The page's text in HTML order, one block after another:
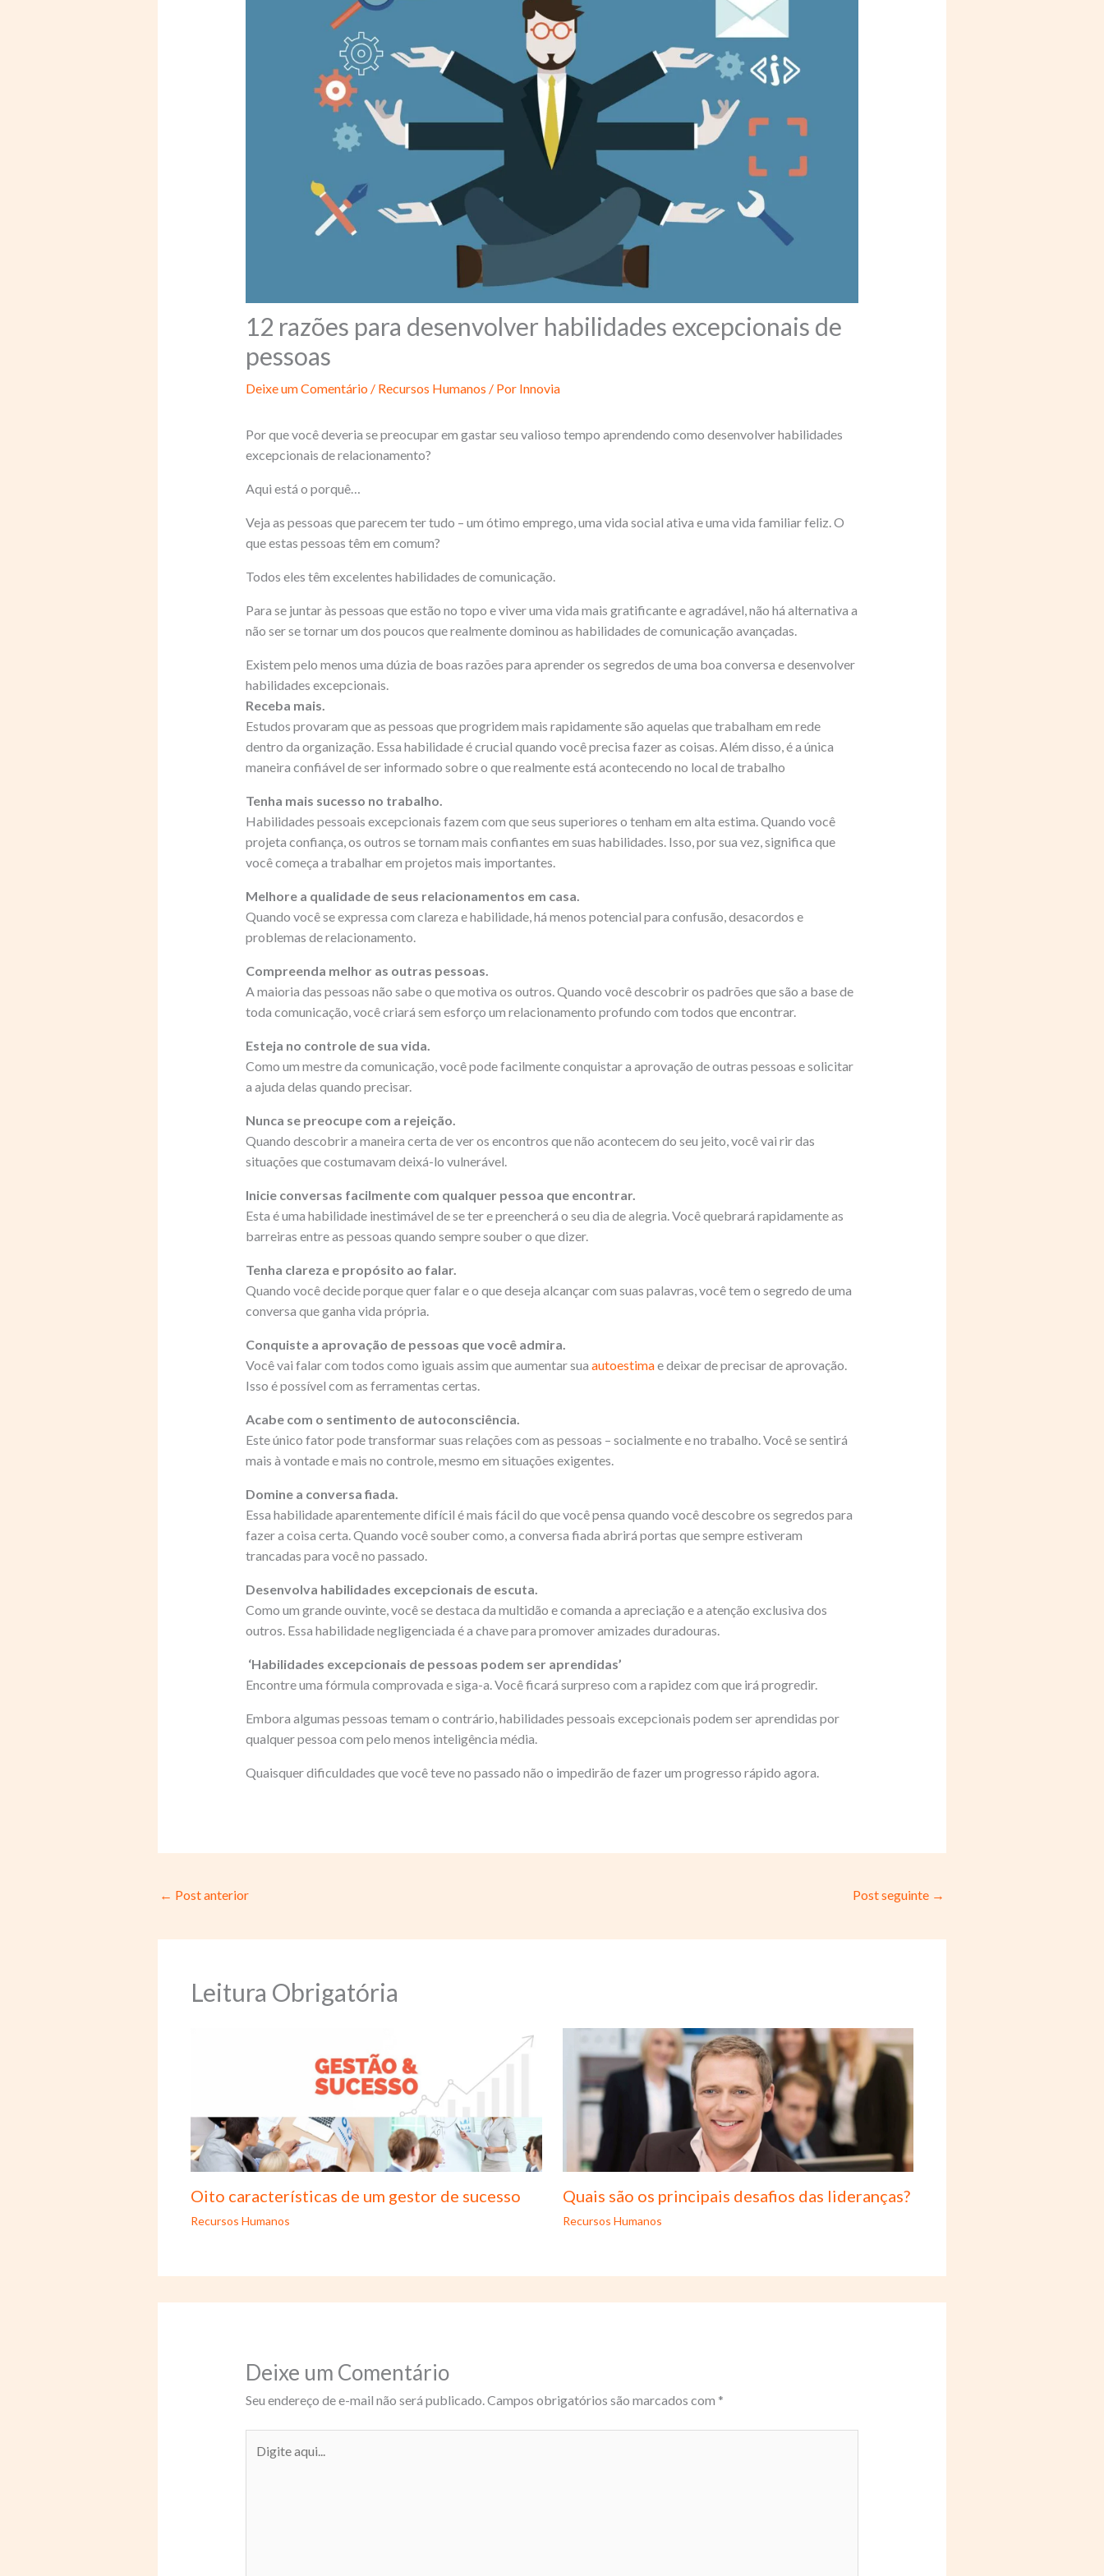
12 razões para desenvolver habilidades excepcionais de
pessoas
Deixe um Comentário / Recursos Humanos / Por Innovia
Por que você deveria se preocupar em gastar seu valioso tempo aprendendo como desenvolver habilidades
excepcionais de relacionamento?
Aqui está o porquê…
Veja as pessoas que parecem ter tudo – um ótimo emprego, uma vida social ativa e uma vida familiar feliz. O
que estas pessoas têm em comum?
Todos eles têm excelentes habilidades de comunicação.
Para se juntar às pessoas que estão no topo e viver uma vida mais gratificante e agradável, não há alternativa a
não ser se tornar um dos poucos que realmente dominou as habilidades de comunicação avançadas.
Existem pelo menos uma dúzia de boas razões para aprender os segredos de uma boa conversa e desenvolver
habilidades excepcionais.
Receba mais.
Estudos provaram que as pessoas que progridem mais rapidamente são aquelas que trabalham em rede
dentro da organização. Essa habilidade é crucial quando você precisa fazer as coisas. Além disso, é a única
maneira confiável de ser informado sobre o que realmente está acontecendo no local de trabalho
Tenha mais sucesso no trabalho.
Habilidades pessoais excepcionais fazem com que seus superiores o tenham em alta estima. Quando você
projeta confiança, os outros se tornam mais confiantes em suas habilidades. Isso, por sua vez, significa que
você começa a trabalhar em projetos mais importantes.
Melhore a qualidade de seus relacionamentos em casa.
Quando você se expressa com clareza e habilidade, há menos potencial para confusão, desacordos e
problemas de relacionamento.
Compreenda melhor as outras pessoas.
A maioria das pessoas não sabe o que motiva os outros. Quando você descobrir os padrões que são a base de
toda comunicação, você criará sem esforço um relacionamento profundo com todos que encontrar.
Esteja no controle de sua vida.
Como um mestre da comunicação, você pode facilmente conquistar a aprovação de outras pessoas e solicitar
a ajuda delas quando precisar.
Nunca se preocupe com a rejeição.
Quando descobrir a maneira certa de ver os encontros que não acontecem do seu jeito, você vai rir das
situações que costumavam deixá-lo vulnerável.
Inicie conversas facilmente com qualquer pessoa que encontrar.
Esta é uma habilidade inestimável de se ter e preencherá o seu dia de alegria. Você quebrará rapidamente as
barreiras entre as pessoas quando sempre souber o que dizer.
Tenha clareza e propósito ao falar.
Quando você decide porque quer falar e o que deseja alcançar com suas palavras, você tem o segredo de uma
conversa que ganha vida própria.
Conquiste a aprovação de pessoas que você admira.
Você vai falar com todos como iguais assim que aumentar sua autoestimae deixar de precisar de aprovação.
Isso é possível com as ferramentas certas.
Acabe com o sentimento de autoconsciência.
Este único fator pode transformar suas relações com as pessoas – socialmente e no trabalho. Você se sentirá
mais à vontade e mais no controle, mesmo em situações exigentes.
Domine a conversa fiada.
Essa habilidade aparentemente difícil é mais fácil do que você pensa quando você descobre os segredos para
fazer a coisa certa. Quando você souber como, a conversa fiada abrirá portas que sempre estiveram
trancadas para você no passado.
Desenvolva habilidades excepcionais de escuta.
Como um grande ouvinte, você se destaca da multidão e comanda a apreciação e a atenção exclusiva dos
outros. Essa habilidade negligenciada é a chave para promover amizades duradouras.
‘Habilidades excepcionais de pessoas podem ser aprendidas’
Encontre uma fórmula comprovada e siga-a. Você ficará surpreso com a rapidez com que irá progredir.
Embora algumas pessoas temam o contrário, habilidades pessoais excepcionais podem ser aprendidas por
qualquer pessoa com pelo menos inteligência média.
Quaisquer dificuldades que você teve no passado não o impedirão de fazer um progresso rápido agora.
← Post anterior Post seguinte →
Leitura Obrigatória
Oito características de um gestor de sucesso
Recursos Humanos
Quais são os principais desafios das lideranças?
Recursos Humanos
Deixe um Comentário
Seu endereço de e-mail não será publicado. Campos obrigatórios são marcados com *
aqui...